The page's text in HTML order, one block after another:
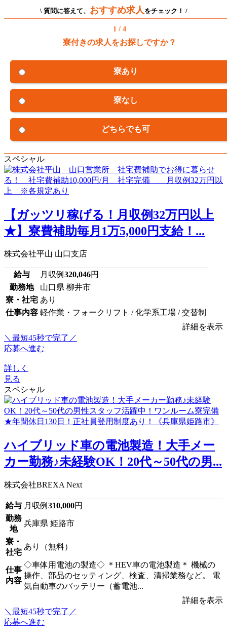
\ 質問に答えて、 おすすめ求人 をチェック！ /
1 / 4
寮付きの求人をお探しですか？
寮あり
寮なし
どちらでも可
スペシャル
【ガッツリ稼げる！月収例32万円以上
★】寮費補助毎月1万5,000円支給！...
株式会社平山 山口支店
給与 月収例 320,046円
勤務地
山口県 柳井市
寮・社宅 あり
仕事内容 軽作業・フォークリフト / 化学系工場 / 交替制
詳細を表示
＼最短45秒で完了／
応募へ進む
詳しく
見る
スペシャル
ハイブリッド車の電池製造！大手メー
カー勤務♪未経験OK！20代～50代の男...
株式会社BREXA Next
給与 月収例 310,000円
勤務
地
兵庫県 姫路市
寮・
社宅
あり（無料）
仕事
内容
◇車体用電池の製造◇ ＊HEV車の電池製造＊ 機械の
操作、部品のセッティング、検査、清掃業務など。 電
気自動車のバッテリー（蓄電池...
詳細を表示
＼最短45秒で完了／
応募へ進む